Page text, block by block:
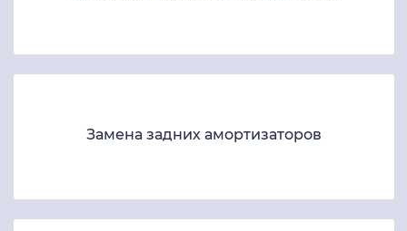
Замена задних амортизаторов